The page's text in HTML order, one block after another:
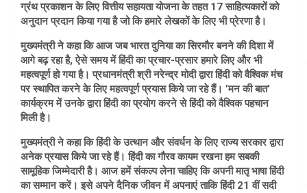
ग्रंथ प्रकाशन के लिए वित्तीय सहायता योजना के तहत 17 साहित्यकारों को
अनुदान प्रदान किया गया है जो कि हमारे लेखकों के लिए भी प्रेरणा है।
मुख्यमंत्री ने कहा कि आज जब भारत दुनिया का सिरमौर बनने की दिशा में
आगे बढ़ रहा है, ऐसे समय में हिंदी का प्रचार-प्रसार हमारे लिए और भी
महत्वपूर्ण हो गया है। प्रधानमंत्री श्री नरेन्द्र मोदी द्वारा हिंदी को वैश्विक मंच
पर स्थापित करने के लिए महत्वपूर्ण प्रयास किये जा रहे हैं। ’मन की बात’
कार्यक्रम में उनके द्वारा हिंदी का प्रयोग करने से हिंदी को वैश्विक पहचान
मिली है।
मुख्यमंत्री ने कहा कि हिंदी के उत्थान और संवर्धन के लिए राज्य सरकार द्वारा
अनेक प्रयास किये जा रहे हैं। हिंदी का गौरव कायम रखना हम सबकी
सामूहिक जिम्मेदारी है। आज हमें संकल्प लेना चाहिए कि अपनी मातृ भाषा हिंदी
का सम्मान करें। इसे अपने दैनिक जीवन में अपनाएं ताकि हिंदी 21 वीं सदी